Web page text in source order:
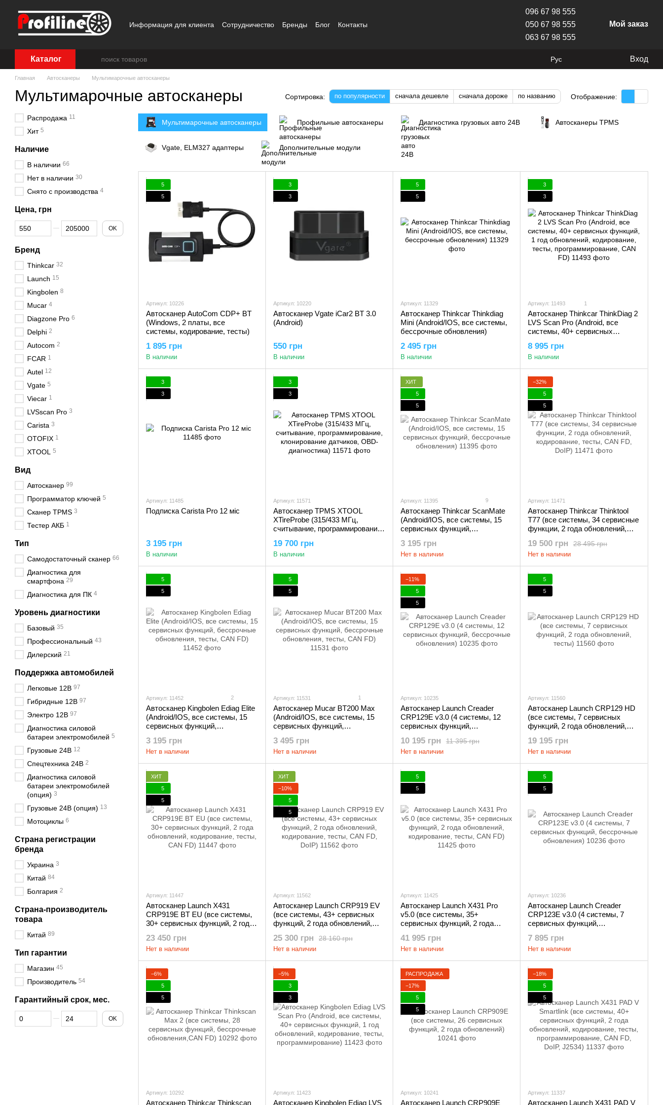
Информация для клиента Сотрудничество Бренды Блог
Контакты
096 67 98 555
050 67 98 555
063 67 98 555
Мой заказ
Каталог Рус Вход
Главная Автосканеры Мультимарочные автосканеры
Мультимарочные автосканеры Сортировка: по популярности сначала дешевле сначала дороже по названию Отображение:
Мультимарочные автосканеры Профильные автосканеры Диагностика грузовых авто 24В Автосканеры TPMS
Vgate, ELM327 адаптеры Дополнительные модули
5
5
Артикул: 10226
Автосканер AutoCom CDP+ BT
(Windows, 2 платы, все
системы, кодирование, тесты)
1 895 грн
В наличии
3
3
Артикул: 10220
Автосканер Vgate iCar2 BT 3.0
(Android)
550 грн
В наличии
5
5
Артикул: 11329
Автосканер Thinkcar Thinkdiag
Mini (Android/IOS, все системы,
бессрочные обновления)
2 495 грн
В наличии
3
3
Артикул: 11493 1
Автосканер Thinkcar ThinkDiag 2
LVS Scan Pro (Android, все
системы, 40+ сервисных
кодирование, тесты,
программирование, CAN FD)
8 995 грн
В наличии
3
3
Артикул: 11485
Подписка Carista Pro 12 міс
3 195 грн
В наличии
3
3
Артикул: 11571
Автосканер TPMS XTOOL
XTireProbe (315/433 МГц,
считывание, программирование,
диагностика)
19 700 грн
В наличии
ХИТ
5
5
Артикул: 11395 9
Автосканер Thinkcar ScanMate
(Android/IOS, все системы, 15
сервисных функций,
3 195 грн
Нет в наличии
−32%
5
5
Артикул: 11471
Автосканер Thinkcar Thinktool
T77 (все системы, 34 сервисные
функции, 2 года обновлений,
DoIP)
28 495 грн
19 500 грн
Нет в наличии
5
5
Артикул: 11452 2
Автосканер Kingbolen Ediag Elite
(Android/IOS, все системы, 15
сервисных функций,
CAN FD)
3 195 грн
Нет в наличии
5
5
Артикул: 11531 1
Автосканер Mucar BT200 Max
(Android/IOS, все системы, 15
сервисных функций,
CAN FD)
3 495 грн
Нет в наличии
−11%
5
5
Артикул: 10235
Автосканер Launch Creader
CRP129E v3.0 (4 системы, 12
сервисных функций,
11 395 грн
10 195 грн
Нет в наличии
5
5
Артикул: 11560
Автосканер Launch CRP129 HD
(все системы, 7 сервисных
функций, 2 года обновлений,
19 195 грн
Нет в наличии
ХИТ
5
5
Артикул: 11447
Автосканер Launch X431
CRP919E BT EU (все системы,
30+ сервисных функций, 2 года
тесты, CAN FD)
23 450 грн
Нет в наличии
ХИТ
−10%
5
5
Артикул: 11562
Автосканер Launch CRP919 EV
(все системы, 43+ сервисных
функций, 2 года обновлений,
DoIP)
28 160 грн
25 300 грн
Нет в наличии
5
5
Артикул: 11425
Автосканер Launch X431 Pro
v5.0 (все системы, 35+
сервисных функций, 2 года
тесты, CAN FD)
41 995 грн
Нет в наличии
5
5
Артикул: 10236
Автосканер Launch Creader
CRP123E v3.0 (4 системы, 7
сервисных функций,
7 895 грн
Нет в наличии
−6%
5
5
Артикул: 10292
Автосканер Thinkcar Thinkscan
−5%
3
3
Артикул: 11423
Автосканер Kingbolen Ediag LVS
РАСПРОДАЖА
−17%
5
5
Артикул: 10241
Автосканер Launch CRP909E
−18%
5
5
Артикул: 11337
Автосканер Launch X431 PAD V
Распродажа 11
Хит 5
Наличие
В наличии 66
Нет в наличии 30
Снято с производства 4
Цена, грн
От Цена, грн
До Цена, грн OK
Бренд
Thinkcar 32
Launch 15
Kingbolen 8
Mucar 4
Diagzone Pro 6
Delphi 2
Autocom 2
FCAR 1
Autel 12
Vgate 5
Viecar 1
LVSscan Pro 3
Carista 3
OTOFIX 1
XTOOL 5
Вид
Автосканер 99
Программатор ключей 5
Сканер TPMS 3
Тестер АКБ 1
Тип
Самодостаточный сканер 66
Диагностика для
смартфона 29
Диагностика для ПК 4
Уровень диагностики
Базовый 35
Профессиональный 43
Дилерский 21
Поддержка автомобилей
Легковые 12В 97
Гибридные 12В 97
Электро 12В 97
Диагностика силовой
батареи электромобилей 5
Грузовые 24В 12
Спецтехника 24В 2
Диагностика силовой
батареи электромобилей
(опция) 3
Грузовые 24В (опция) 13
Мотоциклы 6
Страна регистрации
бренда
Украина 3
Китай 84
Болгария 2
Страна-производитель
товара
Китай 89
Тип гарантии
Магазин 45
Производитель 54
Гарантийный срок, мес.
От Гарантийный срок, мес.
До Гарантийный срок, мес. OK